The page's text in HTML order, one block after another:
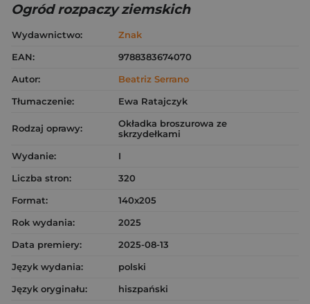
Ogród rozpaczy ziemskich
Wydawnictwo:
Znak
EAN:
9788383674070
Autor:
Beatriz Serrano
Tłumaczenie:
Ewa Ratajczyk
Rodzaj oprawy:
Okładka broszurowa ze
skrzydełkami
Wydanie:
I
Liczba stron:
320
Format:
140x205
Rok wydania:
2025
Data premiery:
2025-08-13
Język wydania:
polski
Język oryginału:
hiszpański